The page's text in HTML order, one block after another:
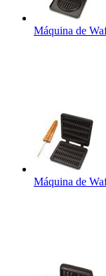
Máquina de
Máquina de